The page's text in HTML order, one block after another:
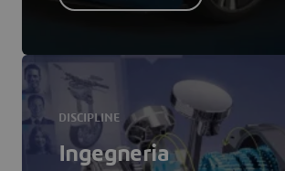
DISCIPLINE
Ingegneria